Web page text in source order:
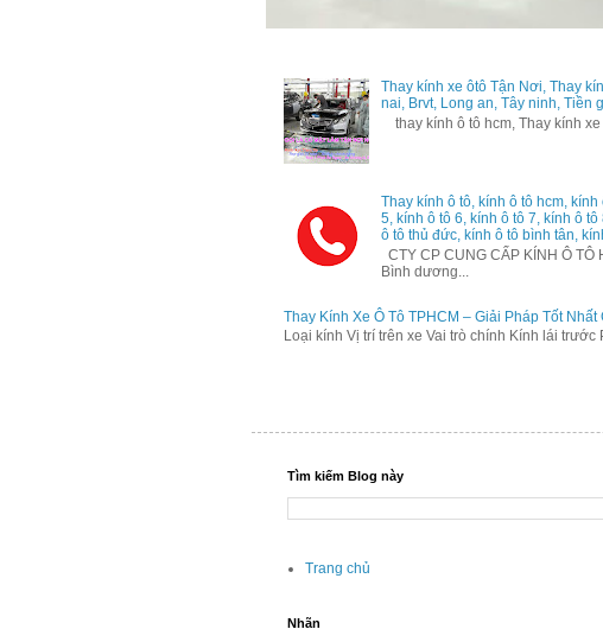
Thay kính xe ôtô Tận Nơi, Thay
nai, Brvt, Long an, Tây ninh, Tiền
thay kính ô tô hcm, Thay kính
Thay kính ô tô, kính ô tô hcm,
5, kính ô tô 6, kính ô tô 7, kính ô
ô tô thủ đức, kính ô tô bình tân,
CTY CP CUNG CẤP KÍNH Ô
Bình dương...
Thay Kính Xe Ô Tô TPHCM – Giải Pháp Tốt
Loại kính Vị trí trên xe Vai trò chính Kính lái
Tìm kiếm Blog này
Trang chủ
Nhãn